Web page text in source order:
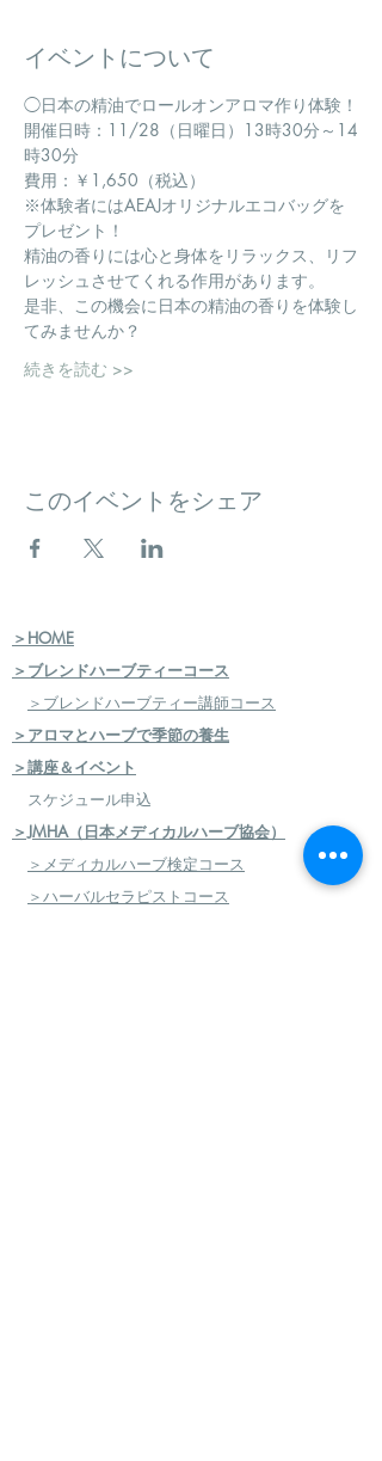
イベントについて
◯日本の精油でロールオンアロマ作り体験！
開催日時：11/28（日曜日）13時30分～14
時30分
費用：￥1,650（税込）
※体験者にはAEAJオリジナルエコバッグを
プレゼント！
精油の香りには心と身体をリラックス、リフ
レッシュさせてくれる作用があります。
是非、この機会に日本の精油の香りを体験し
てみませんか？
続きを読む >>
このイベントをシェア
＞HOME
＞ブレンドハーブティーコース
＞ブレンドハーブティー講師コース
＞アロマとハーブで季節の養生
＞講座＆イベント
スケジュール申込
＞JMHA（日本メディカルハーブ協会）
＞メディカルハーブ検定コース
＞ハーバルセラピストコース